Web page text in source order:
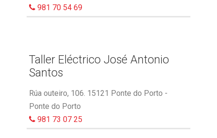
981 70 54 69
Taller Eléctrico José Antonio
Santos
Rúa outeiro, 106. 15121 Ponte do Porto -
Ponte do Porto
981 73 07 25